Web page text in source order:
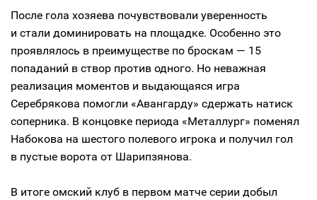
После гола хозяева почувствовали уверенность
и стали доминировать на площадке. Особенно это
проявлялось в преимуществе по броскам — 15
попаданий в створ против одного. Но неважная
реализация моментов и выдающаяся игра
Серебрякова помогли «Авангарду» сдержать натиск
соперника. В концовке периода «Металлург» поменял
Набокова на шестого полевого игрока и получил гол
в пустые ворота от Шарипзянова.
В итоге омский клуб в первом матче серии добыл